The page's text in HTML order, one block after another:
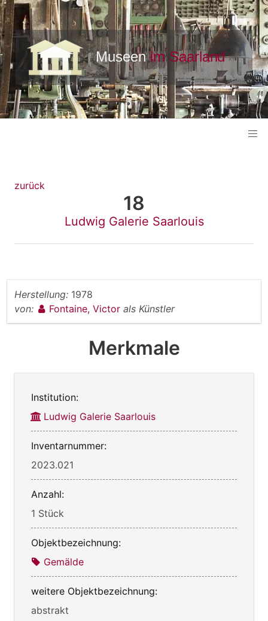
zurück
18
Ludwig Galerie Saarlouis
Herstellung: 1978
von:
Fontaine, Victor als Künstler
Merkmale
Institution:
Ludwig Galerie Saarlouis
Inventarnummer:
2023.021
Anzahl:
1 Stück
Objektbezeichnung:
Gemälde
weitere Objektbezeichnung:
abstrakt